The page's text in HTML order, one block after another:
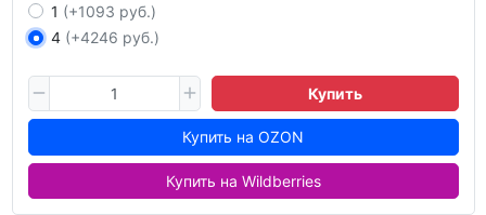
1 (+1093 руб.)
4 (+4246 руб.)
Купить
Купить на OZON
Купить на Wildberries